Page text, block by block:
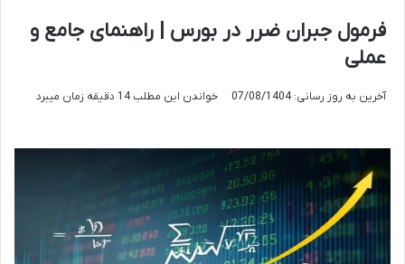
فرمول جبران ضرر در بورس | راهنمای جامع و
عملی
آخرین به روز رسانی: 07/08/1404 خواندن این مطلب 14 دقیقه زمان میبرد